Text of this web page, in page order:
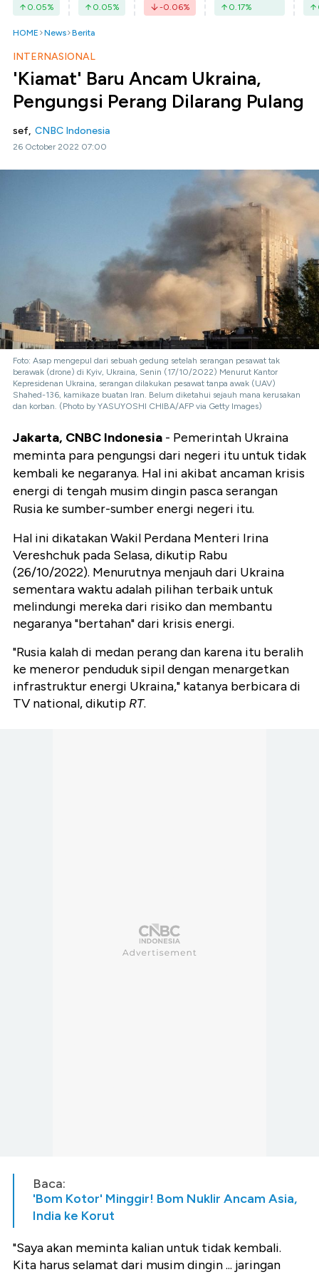
0.05% 0.05% -0.06% 0.17%
HOME News Berita
INTERNASIONAL
'Kiamat' Baru Ancam Ukraina,
Pengungsi Perang Dilarang Pulang
sef, CNBC Indonesia
26 October 2022 07:00
Foto: Asap mengepul dari sebuah gedung setelah serangan pesawat tak
berawak (drone) di Kyiv, Ukraina, Senin (17/10/2022) Menurut Kantor
Kepresidenan Ukraina, serangan dilakukan pesawat tanpa awak (UAV)
Shahed-136, kamikaze buatan Iran. Belum diketahui sejauh mana kerusakan
dan korban. (Photo by YASUYOSHI CHIBA/AFP via Getty Images)
Jakarta, CNBC Indonesia - Pemerintah Ukraina
meminta para pengungsi dari negeri itu untuk tidak
kembali ke negaranya. Hal ini akibat ancaman krisis
energi di tengah musim dingin pasca serangan
Rusia ke sumber-sumber energi negeri itu.
Hal ini dikatakan Wakil Perdana Menteri Irina
Vereshchuk pada Selasa, dikutip Rabu
(26/10/2022). Menurutnya menjauh dari Ukraina
sementara waktu adalah pilihan terbaik untuk
melindungi mereka dari risiko dan membantu
negaranya "bertahan" dari krisis energi.
"Rusia kalah di medan perang dan karena itu beralih
ke meneror penduduk sipil dengan menargetkan
infrastruktur energi Ukraina," katanya berbicara di
TV national, dikutip RT.
Baca:
'Bom Kotor' Minggir! Bom Nuklir Ancam Asia,
India ke Korut
"Saya akan meminta kalian untuk tidak kembali.
Kita harus selamat dari musim dingin ... jaringan